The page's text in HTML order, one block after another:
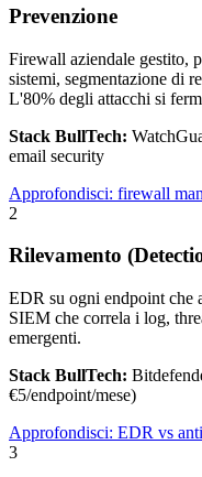
Prevenzione
Firewall aziendale gestito,
sistemi, segmentazione di
L'80% degli attacchi si
Stack BullTech:
email security
Approfondisci: firewall
2
Rilevamento
EDR su ogni endpoint che
SIEM che correla i log,
emergenti.
Stack BullTech:
€5/endpoint/mese)
Approfondisci: EDR vs
3